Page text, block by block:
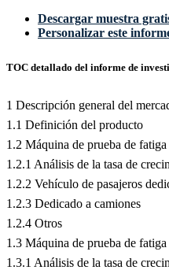
Descargar muestra
Personalizar este
TOC detallado del informe de
1 Descripción general del
1.1 Definición del producto
1.2 Máquina de prueba de
1.2.1 Análisis de la tasa de
1.2.2 Vehículo de pasajeros
1.2.3 Dedicado a camiones
1.2.4 Otros
1.3 Máquina de prueba de
1.3.1 Análisis de la tasa de